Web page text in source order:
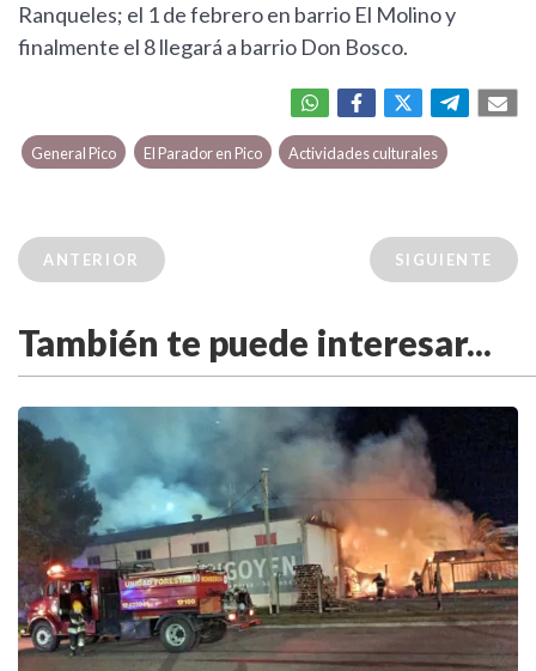
Ranqueles; el 1 de febrero en barrio El Molino y
finalmente el 8 llegará a barrio Don Bosco.
General Pico El Parador en Pico Actividades culturales
ANTERIOR SIGUIENTE
También te puede interesar...